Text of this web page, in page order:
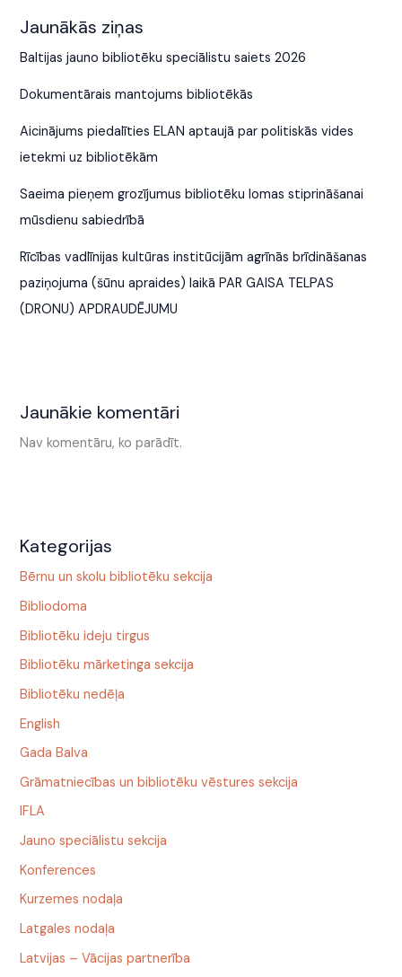
Jaunākās ziņas
Baltijas jauno bibliotēku speciālistu saiets 2026
Dokumentārais mantojums bibliotēkās
Aicinājums piedalīties ELAN aptaujā par politiskās vides
ietekmi uz bibliotēkām
Saeima pieņem grozījumus bibliotēku lomas stiprināšanai
mūsdienu sabiedrībā
Rīcības vadlīnijas kultūras institūcijām agrīnās brīdināšanas
paziņojuma (šūnu apraides) laikā PAR GAISA TELPAS
(DRONU) APDRAUDĒJUMU
Jaunākie komentāri
Nav komentāru, ko parādīt.
Kategorijas
Bērnu un skolu bibliotēku sekcija
Bibliodoma
Bibliotēku ideju tirgus
Bibliotēku mārketinga sekcija
Bibliotēku nedēļa
English
Gada Balva
Grāmatniecības un bibliotēku vēstures sekcija
IFLA
Jauno speciālistu sekcija
Konferences
Kurzemes nodaļa
Latgales nodaļa
Latvijas – Vācijas partnerība